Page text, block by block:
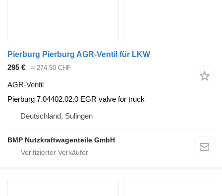
Pierburg Pierburg AGR-Ventil für LKW
295 €
≈ 274,50 CHF
AGR-Ventil
Pierburg 7.04402.02.0 EGR valve for truck
Deutschland, Sulingen
BMP Nutzkraftwagenteile GmbH